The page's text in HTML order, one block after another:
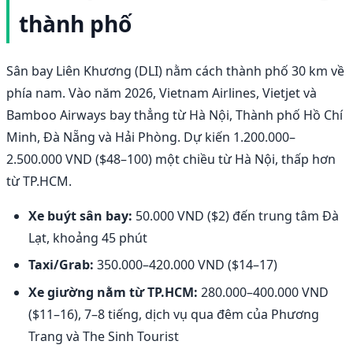
thành phố
Sân bay Liên Khương (DLI) nằm cách thành phố 30 km về
phía nam. Vào năm 2026, Vietnam Airlines, Vietjet và
Bamboo Airways bay thẳng từ Hà Nội, Thành phố Hồ Chí
Minh, Đà Nẵng và Hải Phòng. Dự kiến 1.200.000–
2.500.000 VND ($48–100) một chiều từ Hà Nội, thấp hơn
từ TP.HCM.
Xe buýt sân bay: 50.000 VND ($2) đến trung tâm Đà
Lạt, khoảng 45 phút
Taxi/Grab: 350.000–420.000 VND ($14–17)
Xe giường nằm từ TP.HCM: 280.000–400.000 VND
($11–16), 7–8 tiếng, dịch vụ qua đêm của Phương
Trang và The Sinh Tourist